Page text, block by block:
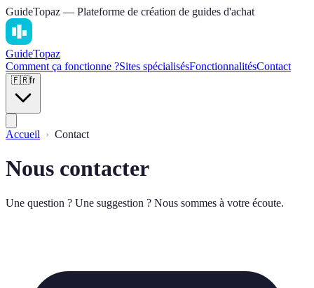
GuideTopaz — Plateforme de création de guides d'achat
GuideTopaz
Comment ça fonctionne ?Sites spécialisésFonctionnalitésContact
🇫🇷fr
Accueil Contact
Nous contacter
Une question ? Une suggestion ? Nous sommes à votre écoute.